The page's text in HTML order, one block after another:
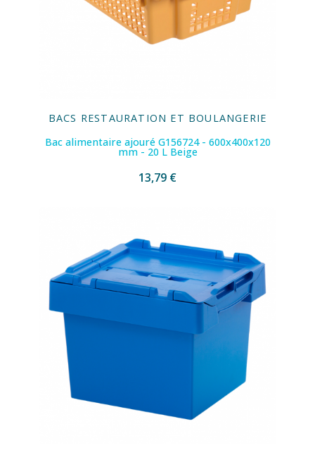
BACS RESTAURATION ET BOULANGERIE
Bac alimentaire ajouré G156724 - 600x400x120
mm - 20 L Beige
13,79 €